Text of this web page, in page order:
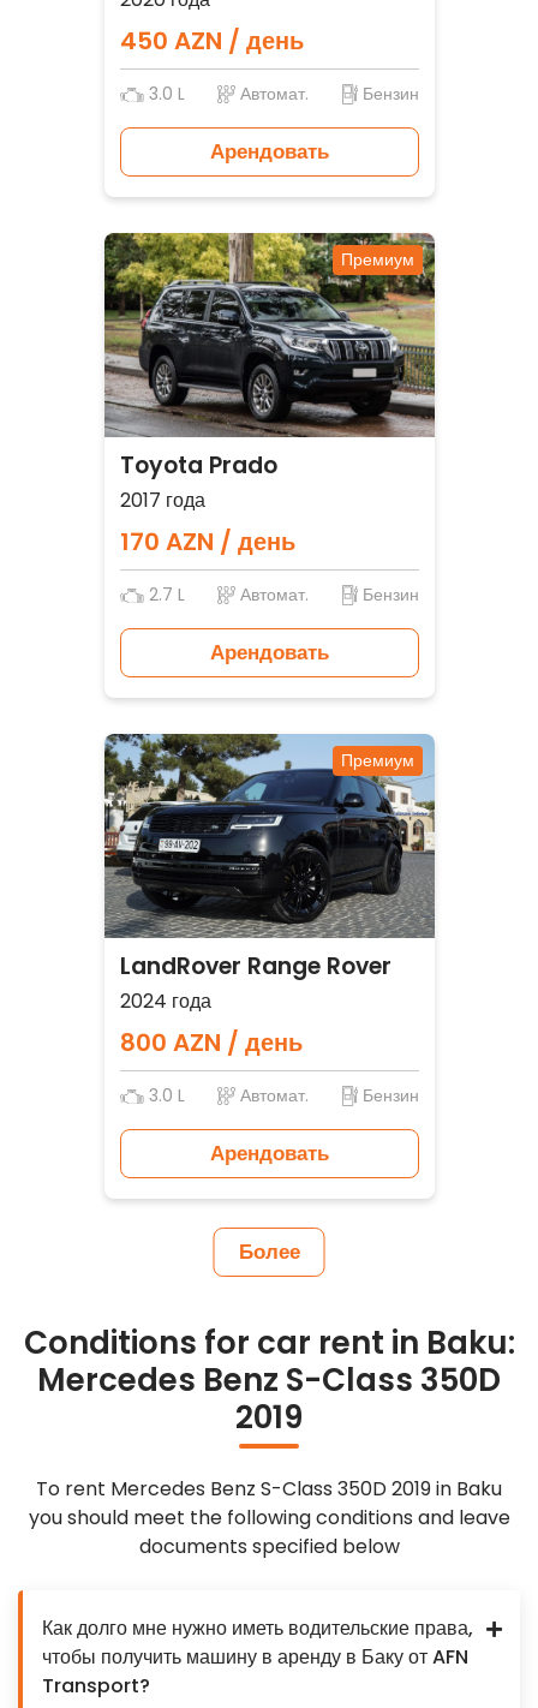
Более
450 AZN / день
3.0 L Автомат. Бензин
Арендовать
Премиум
Toyota Prado
2017 года
170 AZN / день
2.7 L Автомат. Бензин
Арендовать
Премиум
LandRover Range Rover
2024 года
800 AZN / день
3.0 L Автомат. Бензин
Арендовать
Conditions for car rent in Baku:
Mercedes Benz S-Class 350D
2019
To rent Mercedes Benz S-Class 350D 2019 in Baku
you should meet the following conditions and leave
documents specified below
Как долго мне нужно иметь водительские права,
чтобы получить машину в аренду в Баку от AFN
Transport?